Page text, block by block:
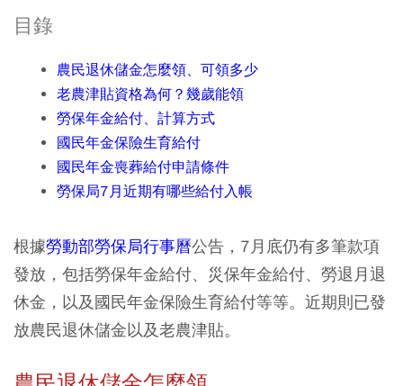
目錄
農民退休儲金怎麼領、可領多少
老農津貼資格為何？幾歲能領
勞保年金給付、計算方式
國民年金保險生育給付
國民年金喪葬給付申請條件
勞保局7月近期有哪些給付入帳​
根據勞動部勞保局行事曆公告，7月底仍有多筆款項
發放，包括勞保年金給付、災保年金給付、勞退月退
休金，以及國民年金保險生育給付等等。近期則已發
放農民退休儲金以及老農津貼。